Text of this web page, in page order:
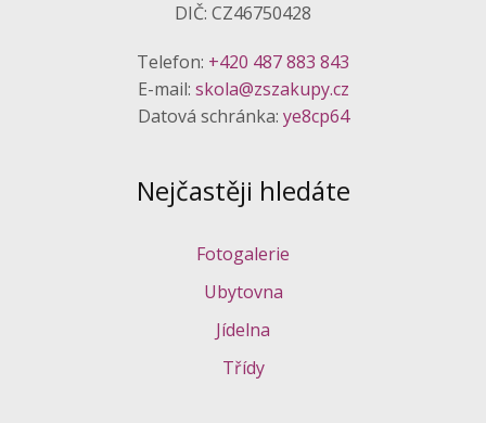
DIČ: CZ46750428
Telefon: +420 487 883 843
E-mail: skola@zszakupy.cz
Datová schránka: ye8cp64
Nejčastěji hledáte
Fotogalerie
Ubytovna
Jídelna
Třídy